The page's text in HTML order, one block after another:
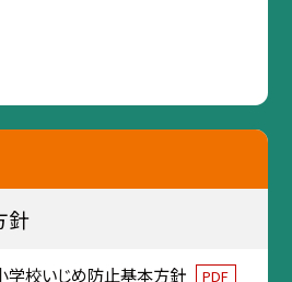
針
校いじめ防止基本方針 PDF